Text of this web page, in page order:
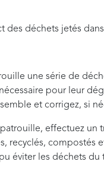
des déchets jetés
une série de
pour leur
et corrigez, si
effectuez
recyclés, compostés
éviter les déchets